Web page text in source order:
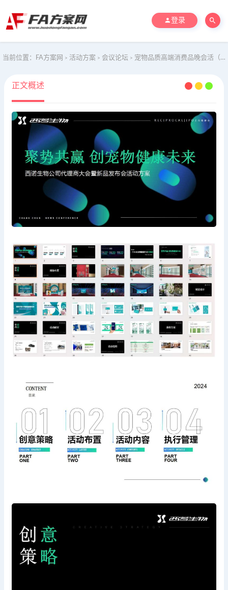
登录
当前位置： FA方案网 > 活动方案 > 会议论坛 > 宠物品质高端消费品晚会活（聚势共赢 创宠物健康未来）动策划方案
正文概述